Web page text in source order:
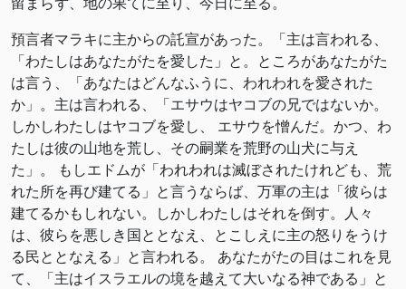
預言者マラキに主からの託宣があった。「主は言われる、
「わたしはあなたがたを愛した」と。ところがあなたがた
は言う、「あなたはどんなふうに、われわれを愛された
か」。主は言われる、「エサウはヤコブの兄ではないか。
しかしわたしはヤコブを愛し、 エサウを憎んだ。かつ、わ
たしは彼の山地を荒し、その嗣業を荒野の山犬に与え
た」。 もしエドムが「われわれは滅ぼされたけれども、荒
れた所を再び建てる」と言うならば、万軍の主は「彼らは
建てるかもしれない。しかしわたしはそれを倒す。人々
は、彼らを悪しき国ととなえ、とこしえに主の怒りをうけ
る民ととなえる」と言われる。 あなたがたの目はこれを見
て、「主はイスラエルの境を越えて大いなる神である」と